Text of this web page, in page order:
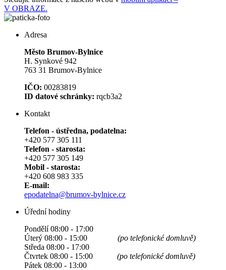
V OBRAZE.
Adresa
Město Brumov-Bylnice
H. Synkové 942
763 31 Brumov-Bylnice
IČO: 00283819
ID datové schránky: rqcb3a2
Kontakt
Telefon - ústředna, podatelna:
+420 577 305 111
Telefon - starosta:
+420 577 305 149
Mobil - starosta:
+420 608 983 335
E-mail:
epodatelna@brumov-bylnice.cz
Úřední hodiny
Pondělí 08:00 - 17:00
Úterý 08:00 - 15:00 (po telefonické domluvě)
Středa 08:00 - 17:00
Čtvrtek 08:00 - 15:00 (po telefonické domluvě)
Pátek 08:00 - 13:00